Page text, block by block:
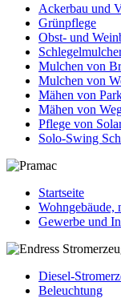
Ackerbau und
Grünpflege
Obst- und
Mulchen von
Mulchen von
Mähen von
Mähen von
Pflege von
Solo-Swing
Startseite
Wohngebäude,
Gewerbe und
Diesel-
Beleuchtung